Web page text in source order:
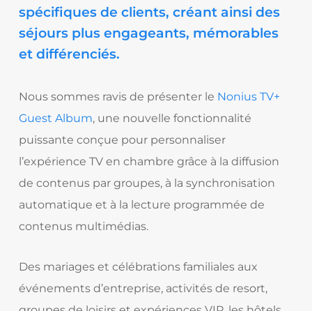
spécifiques de clients, créant ainsi des
séjours plus engageants, mémorables
et différenciés.
Nous sommes ravis de présenter le Nonius TV+
Guest Album, une nouvelle fonctionnalité
puissante conçue pour personnaliser
l’expérience TV en chambre grâce à la diffusion
de contenus par groupes, à la synchronisation
automatique et à la lecture programmée de
contenus multimédias.
Des mariages et célébrations familiales aux
événements d’entreprise, activités de resort,